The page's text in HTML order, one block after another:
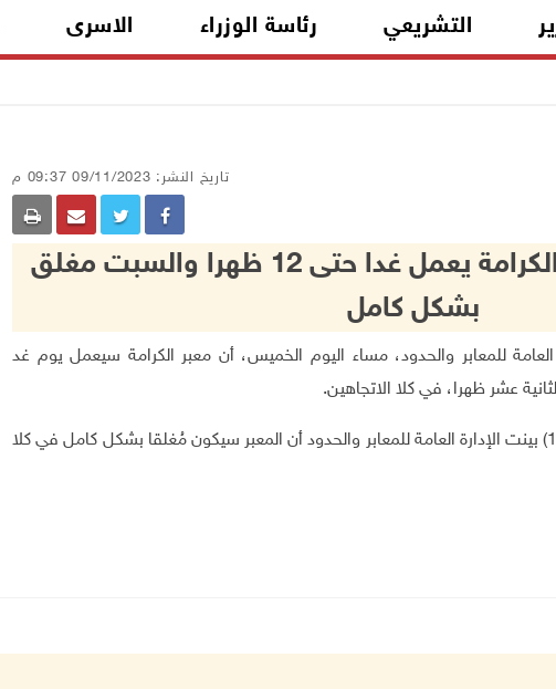
التشريعي رئاسة الوزراء الاسرى
تاريخ النشر: 09/11/2023 09:37 م
"إدارة المعابر": معبر الكرامة يعمل غدا حتى 12 ظهرا والسبت مغلق
بشكل كامل
الإدارة العامة للمعابر والحدود، مساء اليوم الخميس، أن معبر الكرامة سيعمل يوم غد
عشر ظهرا، في كلا الاتجاهين.
وفيما يتعلق بيوم السبت (11/11/2023) بينت الإدارة العامة للمعابر والحدود أن المعبر سيكون مُغلقا بشكل كامل في كلا